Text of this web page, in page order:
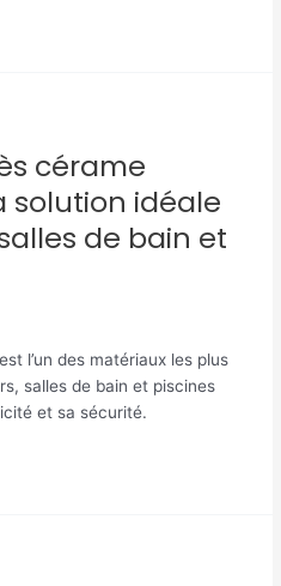
cérame
solution idéale
de bain et
l’un des matériaux les plus
salles de bain et piscines
et sa sécurité.